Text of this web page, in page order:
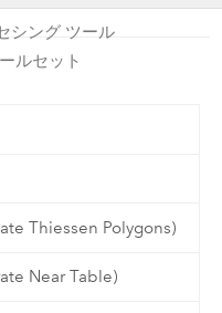
シング ツール
ルセット
Thiessen Polygons)
Near Table)